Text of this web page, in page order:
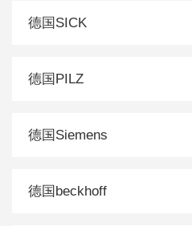
德国SICK
德国PILZ
德国Siemens
德国beckhoff